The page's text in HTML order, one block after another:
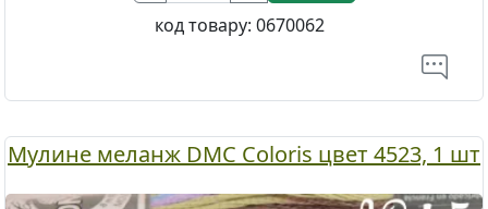
код товару: 0670062
Мулине меланж DMC Coloris цвет 4523, 1 шт